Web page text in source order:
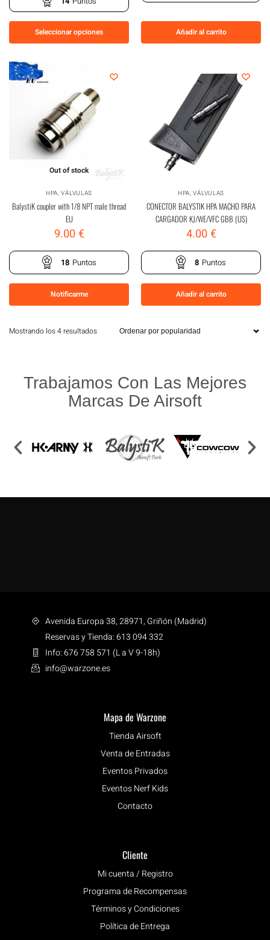
Seleccionar opciones Añadir al carrito
Out of stock
HPA,VÁLVULAS
BalystiK coupler with 1/8 NPT male thread
EU
9.00€
18 Puntos
Notificarme
HPA,VÁLVULAS
CONECTOR BALYSTIK HPA MACHO PARA
CARGADOR KJ/WE/VFC GBB (US)
4.00€
8 Puntos
Añadir al carrito
Mostrando los 4 resultados
Trabajamos Con Las Mejores
Marcas De Airsoft
Avenida Europa 38, 28971, Griñón (Madrid)
Reservas y Tienda: 613 094 332
Info: 676 758 571 (L a V 9-18h)
info@warzone.es
Mapa de Warzone
Tienda Airsoft
Venta de Entradas
Eventos Privados
Eventos Nerf Kids
Contacto
Cliente
Mi cuenta / Registro
Programa de Recompensas
Términos y Condiciones
Política de Entrega